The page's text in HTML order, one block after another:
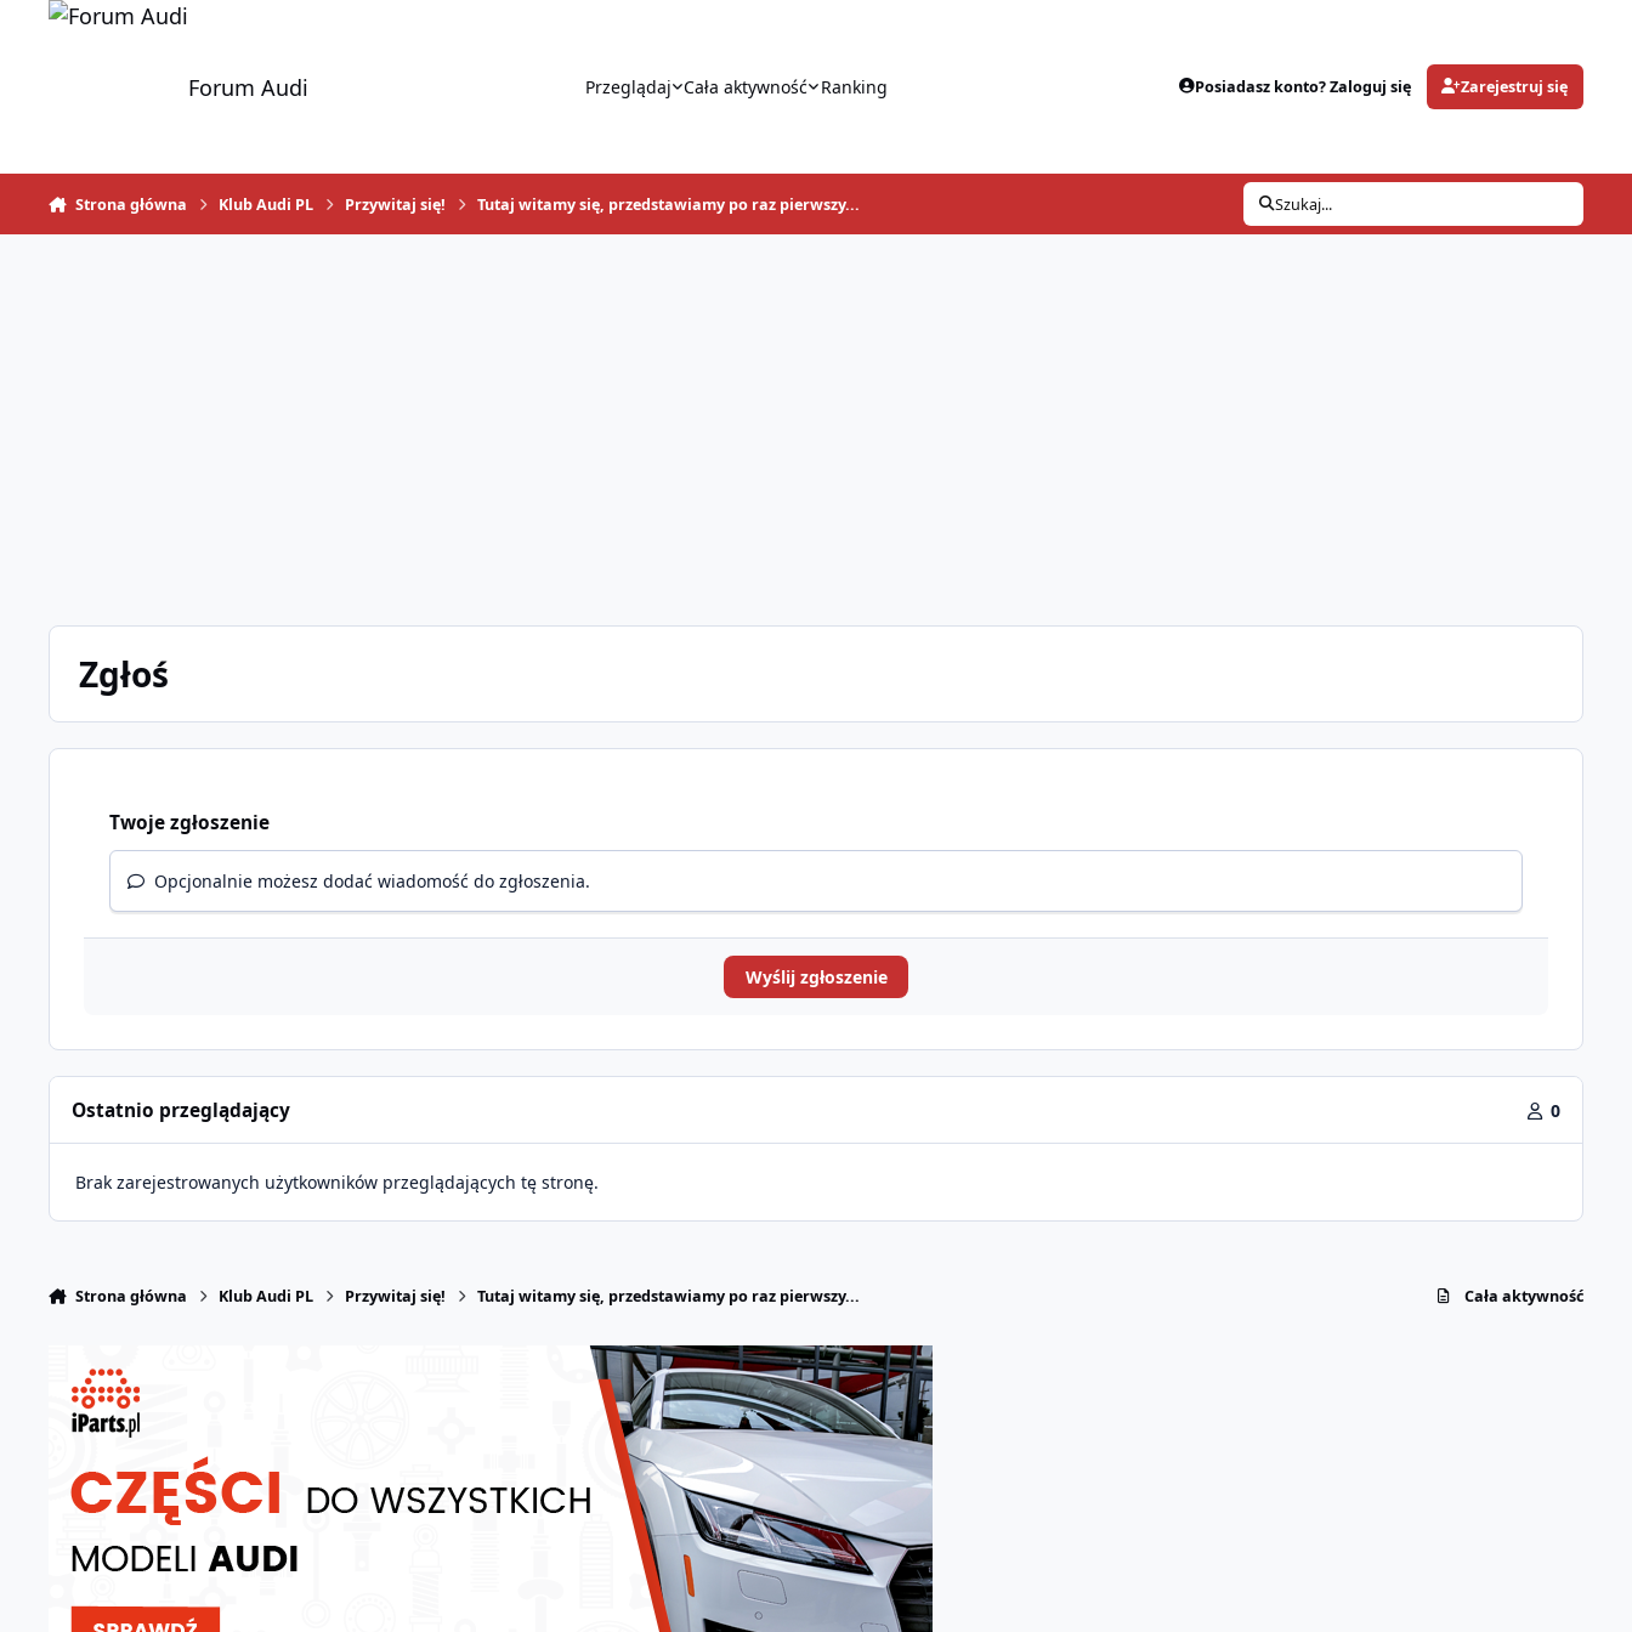
Skocz do zawartości
Forum Audi Przeglądaj Cała aktywność Ranking Posiadasz konto? Zaloguj się Zarejestruj się
Strona główna Klub Audi PL Przywitaj się! Tutaj witamy się, przedstawiamy po raz pierwszy... Szukaj...
Zgłoś
Twoje zgłoszenie
Opcjonalnie możesz dodać wiadomość do zgłoszenia.
Wyślij zgłoszenie
Ostatnio przeglądający 0
Brak zarejestrowanych użytkowników przeglądających tę stronę.
Strona główna Klub Audi PL Przywitaj się! Tutaj witamy się, przedstawiamy po raz pierwszy... Cała aktywność